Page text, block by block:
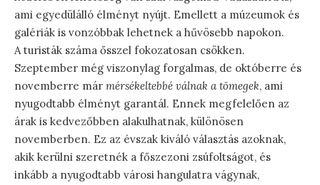
ami egyedülálló élményt nyújt. Emellett a múzeumok és
galériák is vonzóbbak lehetnek a hűvösebb napokon.
A turisták száma ősszel fokozatosan csökken.
Szeptember még viszonylag forgalmas, de októberre és
novemberre már mérsékeltebbé válnak a tömegek, ami
nyugodtabb élményt garantál. Ennek megfelelően az
árak is kedvezőbben alakulhatnak, különösen
novemberben. Ez az évszak kiváló választás azoknak,
akik kerülni szeretnék a főszezoni zsúfoltságot, és
inkább a nyugodtabb városi hangulatra vágynak,